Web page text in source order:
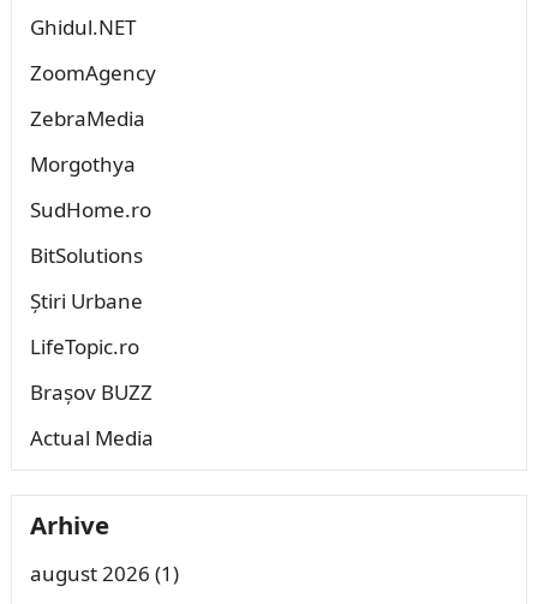
Ghidul.NET
ZoomAgency
ZebraMedia
Morgothya
SudHome.ro
BitSolutions
Știri Urbane
LifeTopic.ro
Brașov BUZZ
Actual Media
Arhive
august 2026 (1)